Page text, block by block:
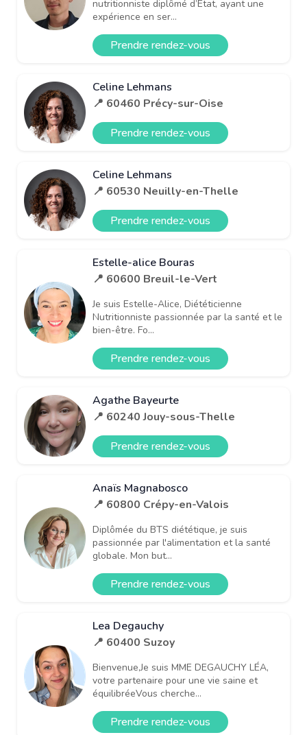
nutritionniste diplômé d’État, ayant une
expérience en ser...
Prendre rendez-vous
Celine Lehmans
📍 60460 Précy-sur-Oise
Prendre rendez-vous
Celine Lehmans
📍 60530 Neuilly-en-Thelle
Prendre rendez-vous
Estelle-alice Bouras
📍 60600 Breuil-le-Vert
Je suis Estelle-Alice, Diététicienne
Nutritionniste passionnée par la santé et le
bien-être. Fo...
Prendre rendez-vous
Agathe Bayeurte
📍 60240 Jouy-sous-Thelle
Prendre rendez-vous
Anaïs Magnabosco
📍 60800 Crépy-en-Valois
Diplômée du BTS diététique, je suis
passionnée par l'alimentation et la santé
globale. Mon but...
Prendre rendez-vous
Lea Degauchy
📍 60400 Suzoy
Bienvenue,Je suis MME DEGAUCHY LÉA,
votre partenaire pour une vie saine et
équilibréeVous cherche...
Prendre rendez-vous